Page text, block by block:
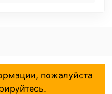
пожалуйста